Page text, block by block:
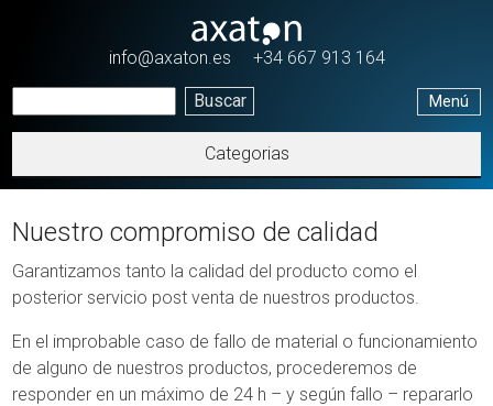
info@axaton.es +34 667 913 164
Menú
Categorias
Nuestro compromiso de calidad
Garantizamos tanto la calidad del producto como el
posterior servicio post venta de nuestros productos.
En el improbable caso de fallo de material o funcionamiento
de alguno de nuestros productos, procederemos de
responder en un máximo de 24 h – y según fallo – repararlo